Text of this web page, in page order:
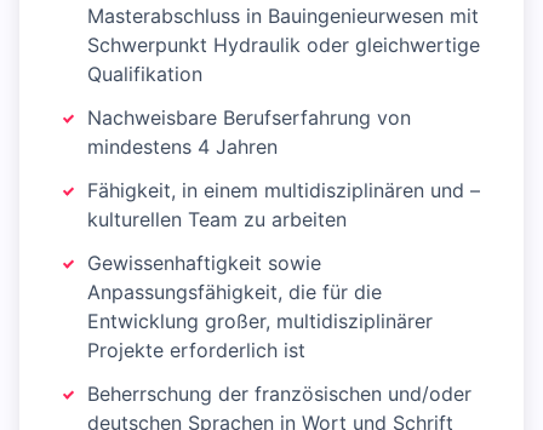
Masterabschluss in Bauingenieurwesen mit
Schwerpunkt Hydraulik oder gleichwertige
Qualifikation
Nachweisbare Berufserfahrung von
mindestens 4 Jahren
Fähigkeit, in einem multidisziplinären und –
kulturellen Team zu arbeiten
Gewissenhaftigkeit sowie
Anpassungsfähigkeit, die für die
Entwicklung großer, multidisziplinärer
Projekte erforderlich ist
Beherrschung der französischen und/oder
deutschen Sprachen in Wort und Schrift